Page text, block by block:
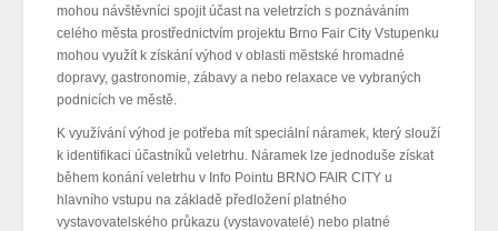
mohou návštěvníci spojit účast na veletrzích s poznáváním
celého města prostřednictvím projektu Brno Fair City Vstupenku
mohou využít k získání výhod v oblasti městské hromadné
dopravy, gastronomie, zábavy a nebo relaxace ve vybraných
podnicích ve městě.
K využívání výhod je potřeba mít speciální náramek, který slouží
k identifikaci účastníků veletrhu. Náramek lze jednoduše získat
během konání veletrhu v Info Pointu BRNO FAIR CITY u
hlavního vstupu na základě předložení platného
vystavovatelského průkazu (vystavovatelé) nebo platné